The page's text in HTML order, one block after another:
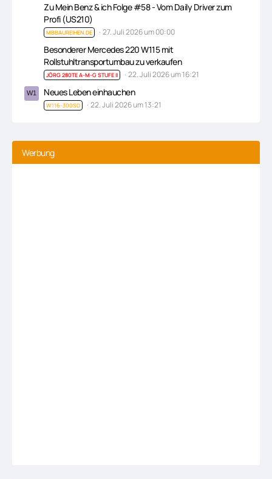
Zu Mein Benz & ich Folge #58 - Vom Daily Driver zum
Profi (US210)
MBBAUREIHEN.DE 27. Juli 2026 um 00:00
Besonderer Mercedes 220 W115 mit
Rollstuhltransportumbau zu verkaufen
JÖRG 280TE A-M-G STUFE II 22. Juli 2026 um 16:21
Neues Leben einhauchen
W116-300SD 22. Juli 2026 um 13:21
Werbung